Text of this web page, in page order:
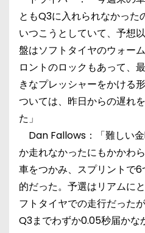
ともQ3に入れられなかった
いつこうとしていて、予想
盤はソフトタイヤのウォー
ロントのロックもあって、
きなプレッシャーをかける
ついては、昨日からの遅れ
た」
Dan Fallows：「難しい
か走れなかったにもかかわ
車をつかみ、スプリントで
的だった。予選はリアムに
フトタイヤでの走行だった
Q3までわずか0.05秒届かな